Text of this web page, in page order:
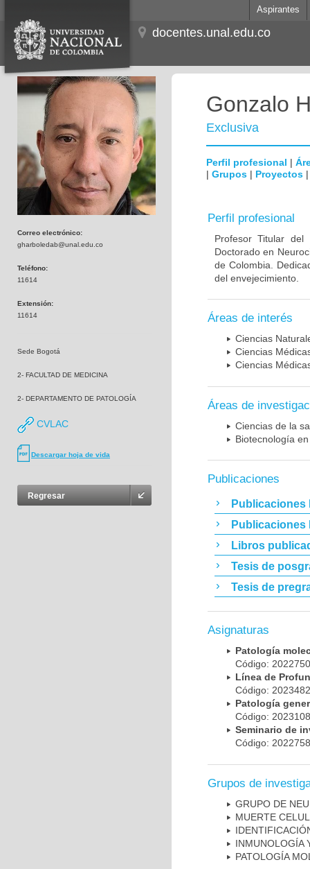
Aspirantes
docentes.unal.edu.co
Correo electrónico:
gharboledab@unal.edu.co
Teléfono:
11614
Extensión:
11614
Sede Bogotá
2- FACULTAD DE MEDICINA
2- DEPARTAMENTO DE PATOLOGÍA
CVLAC
Descargar hoja de vida
Regresar
Gonzalo
Exclusiva
Perfil profesional |
| Grupos | Proyectos
Perfil profesional
Profesor Titular
Doctorado en
de Colombia.
del envejecimiento.
Áreas de interés
Ciencias
Ciencias
Ciencias
Áreas de
Ciencias de la
Biotecnología
Publicaciones
Publicaciones
Publicaciones
Libros
Tesis de
Tesis de
Asignaturas
Patología
Código:
Línea de
Código:
Patología
Código:
Seminario de
Código:
Grupos de
GRUPO DE
MUERTE
INMUNOLOGÍA
PATOLOGÍA